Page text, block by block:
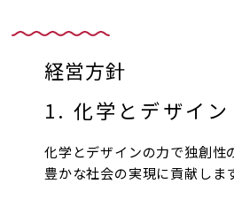
経営方針
1. 化学とデザイン
化学とデザインの力で独創性
豊かな社会の実現に貢献しま